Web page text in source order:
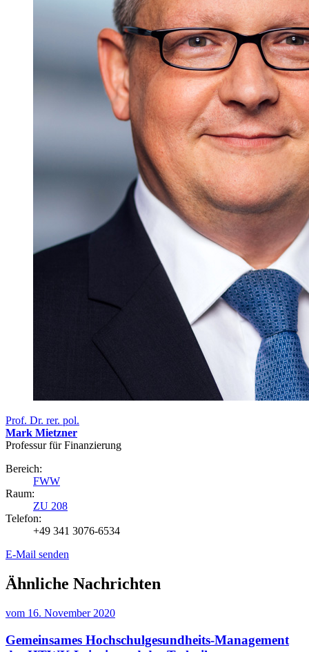
Prof. Dr. rer. pol.
Mark Mietzner
Professur für Finanzierung
Bereich:
FWW
Raum:
ZU 208
Telefon:
+49 341 3076-6534
E-Mail senden
Ähnliche Nachrichten
vom 16. November 2020
Gemeinsames Hochschulgesundheits-Management